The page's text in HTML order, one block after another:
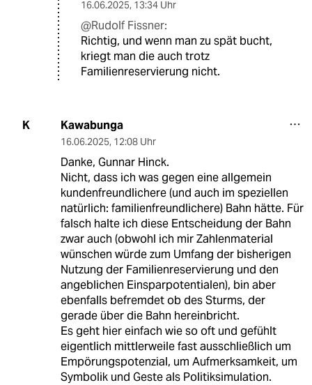
16.06.2025, 13:34 Uhr
@Rudolf Fissner:
Richtig, und wenn man zu spät bucht,
kriegt man die auch trotz
Familienreservierung nicht.
K Kawabunga
16.06.2025, 12:08 Uhr
Danke, Gunnar Hinck.
Nicht, dass ich was gegen eine allgemein
kundenfreundlichere (und auch im speziellen
natürlich: familienfreundlichere) Bahn hätte. Für
falsch halte ich diese Entscheidung der Bahn
zwar auch (obwohl ich mir Zahlenmaterial
wünschen würde zum Umfang der bisherigen
Nutzung der Familienreservierung und den
angeblichen Einsparpotentialen), bin aber
ebenfalls befremdet ob des Sturms, der
gerade über die Bahn hereinbricht.
Es geht hier einfach wie so oft und gefühlt
eigentlich mittlerweile fast ausschließlich um
Empörungspotenzial, um Aufmerksamkeit, um
Symbolik und Geste als Politiksimulation.